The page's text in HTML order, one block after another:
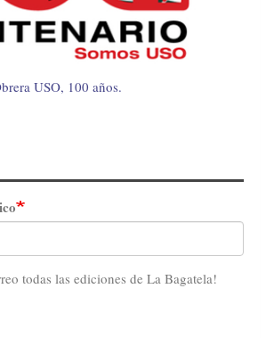
USO, 100 años.
todas las ediciones de La Bagatela!